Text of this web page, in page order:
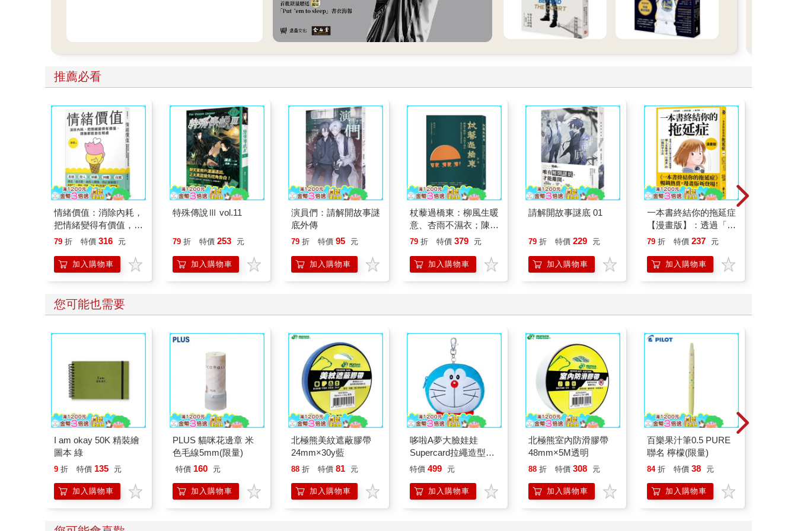
推薦必看
情緒價值：消除內耗，
把情緒變得有價值，跟
誰都能自在相處
79 折 特價 316 元
加入購物車
特殊傳說Ⅲ vol.11
79 折 特價 253 元
加入購物車
演員們：請解開故事謎
底外傳
79 折 特價 95 元
加入購物車
杖藜過橋東：柳風生暖
意、杏雨不濕衣；陳亮
恭談以心轉境的適齡漫
79 折 特價 379 元
加入購物車
請解開故事謎底 01
79 折 特價 229 元
加入購物車
一本書終結你的拖延症
【漫畫版】：透過「小
行動」打開大腦的行動
「行動派」的37個科
學方法
79 折 特價 237 元
加入購物車
您可能也需要
I am okay 50K 精裝繪
圖本 綠
9 折 特價 135 元
加入購物車
PLUS 貓咪花邊章 米
色毛線5mm(限量)
特價 160 元
加入購物車
北極熊美紋遮蔽膠帶
24mm×30y藍
88 折 特價 81 元
加入購物車
哆啦A夢大臉娃娃
Supercard拉繩造型悠
遊卡【受託代銷】
特價 499 元
加入購物車
北極熊室內防滑膠帶
48mm×5M透明
88 折 特價 308 元
加入購物車
百樂果汁筆0.5 PURE
聯名 檸檬(限量)
84 折 特價 38 元
加入購物車